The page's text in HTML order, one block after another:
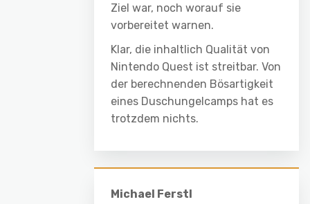
Ziel war, noch worauf sie
vorbereitet warnen.
Klar, die inhaltlich Qualität von
Nintendo Quest ist streitbar. Von
der berechnenden Bösartigkeit
eines Duschungelcamps hat es
trotzdem nichts.
Michael Ferstl